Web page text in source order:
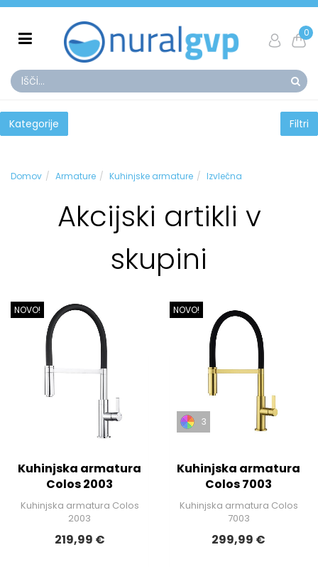
0
Kategorije Filtri
Domov Armature Kuhinjske armature Izvlečna
Akcijski artikli v
skupini
NOVO!
Kuhinjska armatura
Colos 2003
Kuhinjska armatura Colos
2003
219,99 €
NOVO!
3
Kuhinjska armatura
Colos 7003
Kuhinjska armatura Colos
7003
299,99 €